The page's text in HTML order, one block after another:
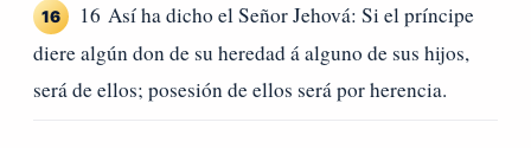
16
16 Así ha dicho el Señor Jehová: Si el príncipe
diere algún don de su heredad á alguno de sus hijos,
será de ellos; posesión de ellos será por herencia.